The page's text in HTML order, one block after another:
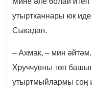
утыртканнары юк
Сыкадан.
– Ахмак, – мин
Хруччувны төп
утыртмыйлармы соң